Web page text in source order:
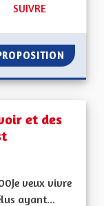
49 ABONNÉS
SUIVRE
et des
veux vivre
ayant...